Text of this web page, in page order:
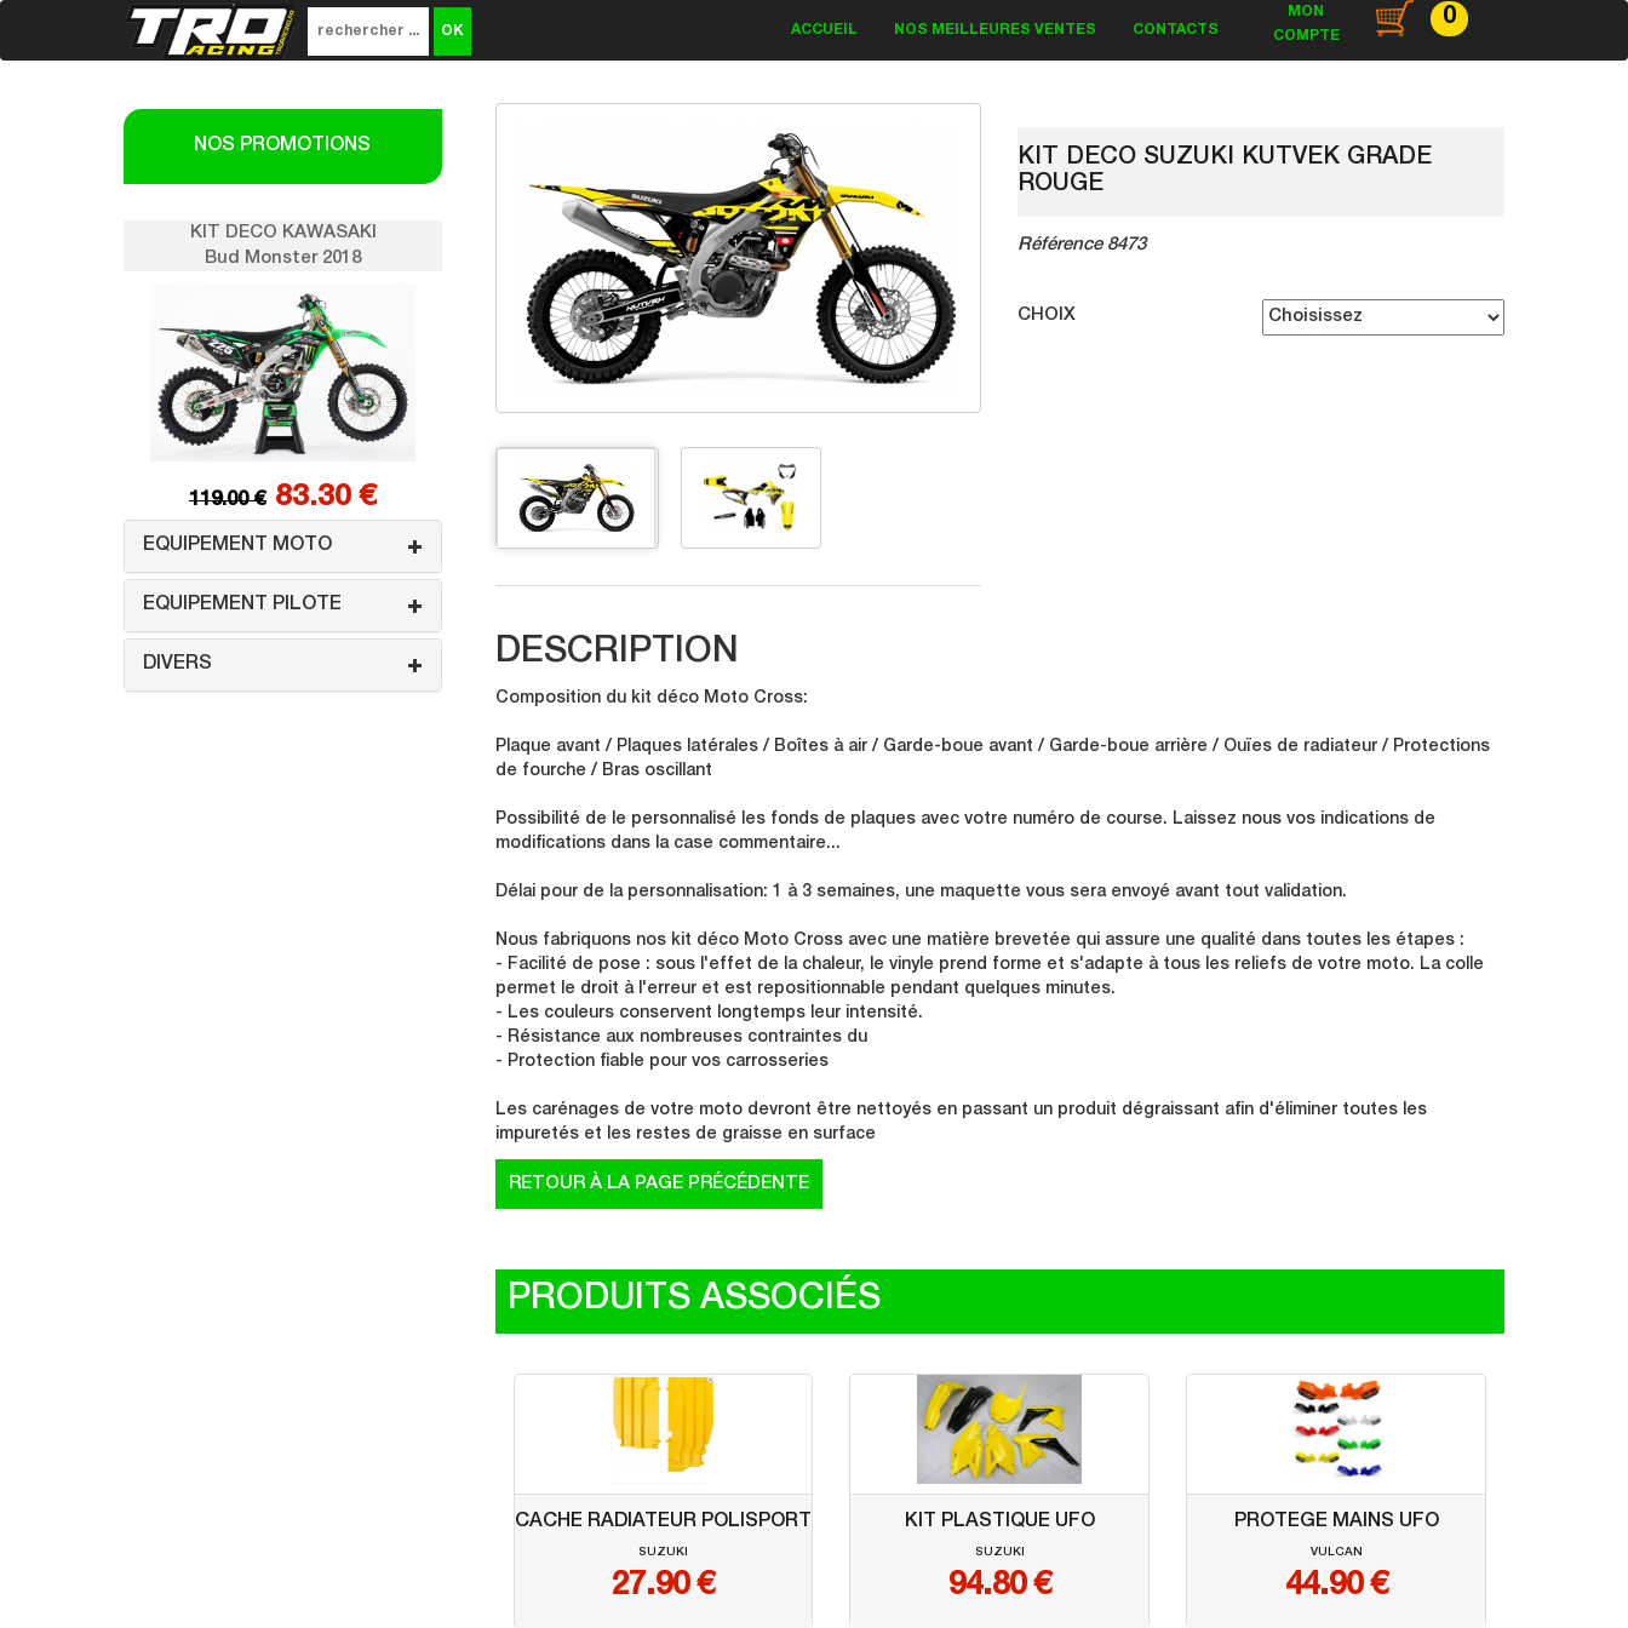
ACCUEIL NOS MEILLEURES VENTES CONTACTS
MON
COMPTE
0
NOS PROMOTIONS
KIT DECO KAWASAKI
Bud Monster 2018
119.00 €83.30 €
KIT DECO KAWASAKI
Bud Monster 2018
119.00 € 83.30 €
EQUIPEMENT MOTO
EQUIPEMENT PILOTE
DIVERS
KIT DECO SUZUKI KUTVEK GRADE
ROUGE
Référence 8473
CHOIX
DESCRIPTION
Composition du kit déco Moto Cross:
Plaque avant / Plaques latérales / Boîtes à air / Garde-boue avant / Garde-boue arrière / Ouïes de radiateur / Protections
de fourche / Bras oscillant
Possibilité de le personnalisé les fonds de plaques avec votre numéro de course. Laissez nous vos indications de
modifications dans la case commentaire...
Délai pour de la personnalisation: 1 à 3 semaines, une maquette vous sera envoyé avant tout validation.
Nous fabriquons nos kit déco Moto Cross avec une matière brevetée qui assure une qualité dans toutes les étapes :
- Facilité de pose : sous l'effet de la chaleur, le vinyle prend forme et s'adapte à tous les reliefs de votre moto. La colle
permet le droit à l'erreur et est repositionnable pendant quelques minutes.
- Les couleurs conservent longtemps leur intensité.
- Résistance aux nombreuses contraintes du
- Protection fiable pour vos carrosseries
Les carénages de votre moto devront être nettoyés en passant un produit dégraissant afin d'éliminer toutes les
impuretés et les restes de graisse en surface
PRODUITS ASSOCIÉS
CACHE RADIATEUR POLISPORT
SUZUKI
27.90€
KIT PLASTIQUE UFO
SUZUKI
94.80€
PROTEGE MAINS UFO
VULCAN
44.90€